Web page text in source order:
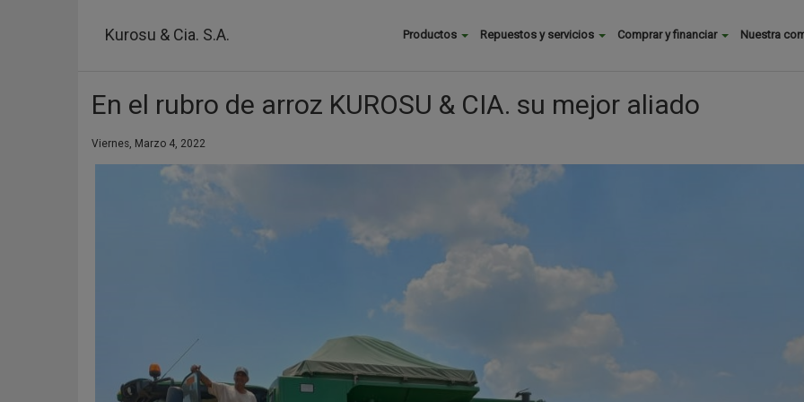
Kurosu & Cia. S.A. Buscar
Productos Repuestos y servicios Comprar y financiar Nuestra
En el rubro de arroz KUROSU & CIA. su mejor aliado
Viernes, Marzo 4, 2022